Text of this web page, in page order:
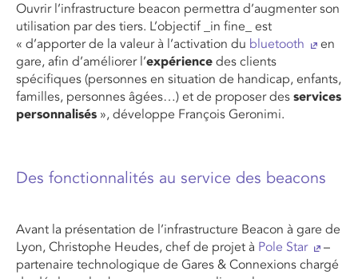
Ouvrir l’infrastructure beacon permettra d’augmenter son
utilisation par des tiers. L’objectif _in fine_ est
« d’apporter de la valeur à l’activation du bluetooth
en
gare, afin d’améliorer l’expérience des clients
spécifiques (personnes en situation de handicap, enfants,
familles, personnes âgées…) et de proposer des services
personnalisés », développe François Geronimi.
Des fonctionnalités au service des beacons
Avant la présentation de l’infrastructure Beacon à gare de
Lyon, Christophe Heudes, chef de projet à Pole Star
–
partenaire technologique de Gares & Connexions chargé